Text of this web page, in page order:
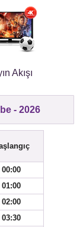
Akışı
- 2026
00:00
01:00
02:00
03:30